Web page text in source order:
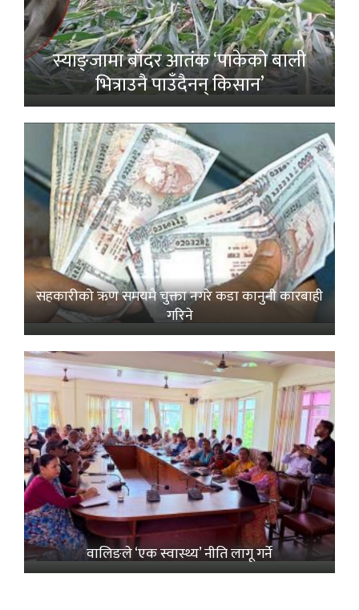
स्याङ्जामा बाँदर आतंक ‘पाकेको बाली
भित्राउनै पाउँदैनन् किसान’
सहकारीको ऋण समयमै चुक्ता नगरे कडा कानुनी कारबाही
गरिने
वालिङले ‘एक स्वास्थ्य’ नीति लागू गर्ने